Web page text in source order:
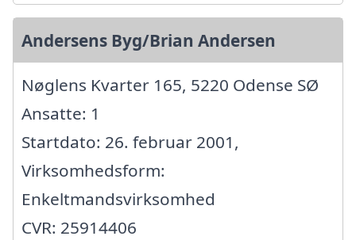
Andersens Byg/Brian Andersen
Nøglens Kvarter 165, 5220 Odense SØ
Ansatte: 1
Startdato: 26. februar 2001,
Virksomhedsform:
Enkeltmandsvirksomhed
CVR: 25914406